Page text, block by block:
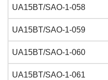
UA15BT/SAO-1-058
UA15BT/SAO-1-059
UA15BT/SAO-1-060
UA15BT/SAO-1-061